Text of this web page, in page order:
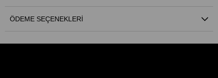
ÖDEME SEÇENEKLERI